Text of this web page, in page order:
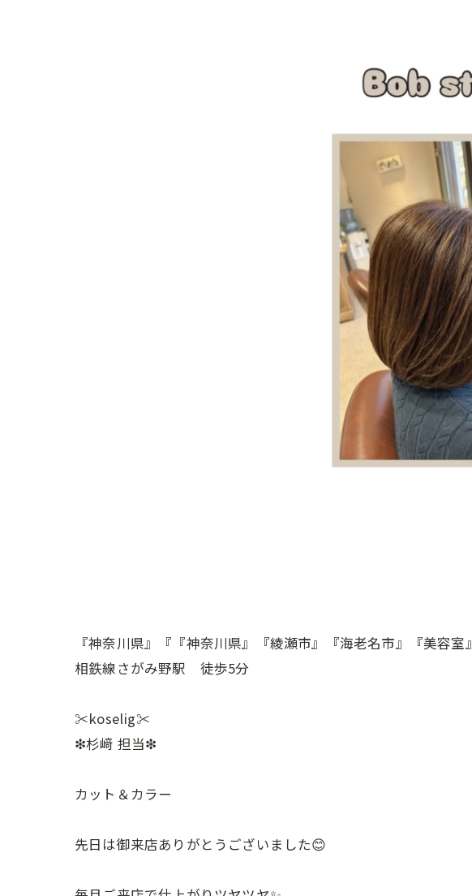
『神奈川県』『『神奈川県』『綾瀬市』『海老名市』『美容室』
相鉄線さがみ野駅 徒歩5分
✂︎koselig✂︎
❇︎杉﨑 担当❇︎
カット＆カラー
先日は御来店ありがとうございました😊